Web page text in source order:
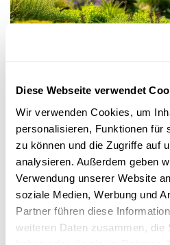
Diese Webseite verwendet
Wir verwenden Cookies, um
personalisieren, Funktionen für
zu können und die Zugriffe auf
analysieren. Außerdem geben
Verwendung unserer Website
soziale Medien, Werbung und
Partner führen diese
weiteren Daten zusammen, die
Wie können Städte so
sie Stress reduzieren?
Stadtleben ist attraktiv, kann aber
DieFragMent-Studiesoll helfen,